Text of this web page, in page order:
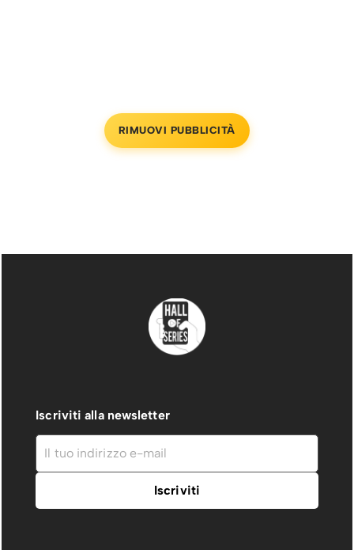
RIMUOVI PUBBLICITÀ
Iscriviti alla newsletter